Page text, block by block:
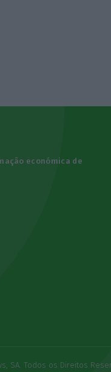
económica de
SA. Todos os Direitos